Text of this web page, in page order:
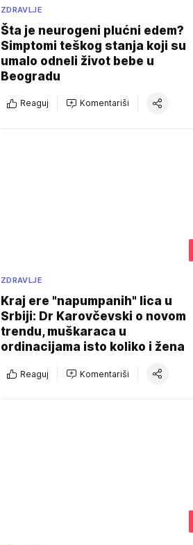
ZDRAVLJE
Šta je neurogeni plućni edem?
Simptomi teškog stanja koji su
umalo odneli život bebe u
Beogradu
Reaguj Komentariši
ZDRAVLJE
Kraj ere "napumpanih" lica u
Srbiji: Dr Karovčevski o novom
trendu, muškaraca u
ordinacijama isto koliko i žena
Reaguj Komentariši